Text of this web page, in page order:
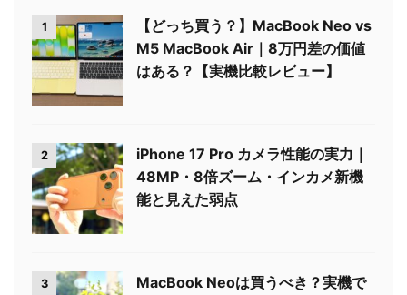
1
【どっち買う？】MacBook Neo vs
M5 MacBook Air｜8万円差の価値
はある？【実機比較レビュー】
2
iPhone 17 Pro カメラ性能の実力｜
48MP・8倍ズーム・インカメ新機
能と見えた弱点
3
MacBook Neoは買うべき？実機で